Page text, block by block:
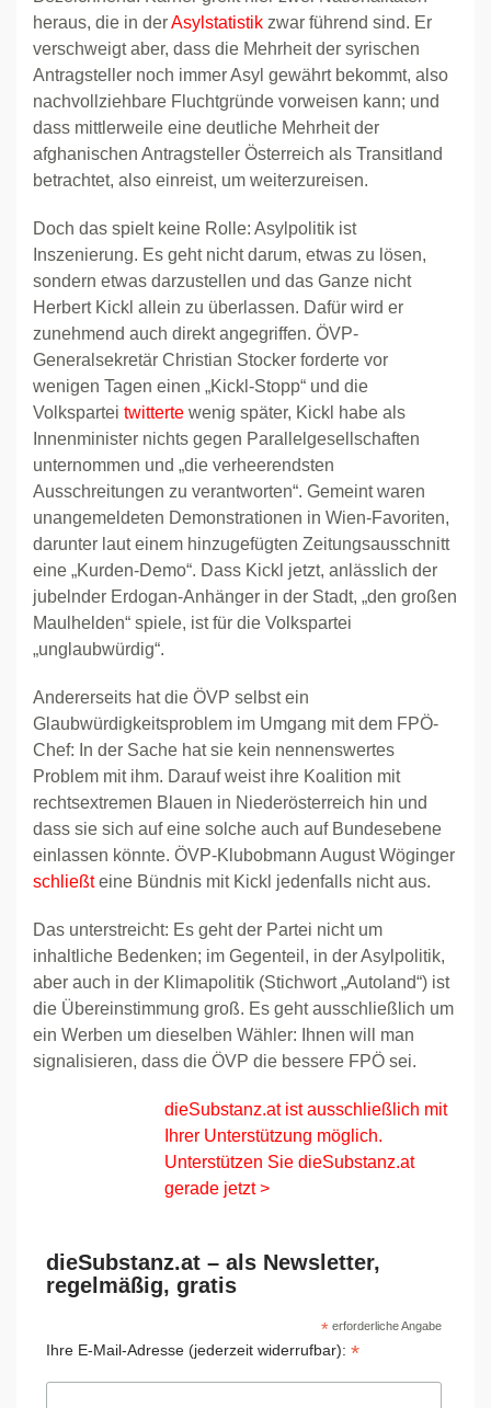
heraus, die in derAsylstatistik zwar führend sind. Er
verschweigt aber, dass die Mehrheit der syrischen
Antragsteller noch immer Asyl gewährt bekommt, also
nachvollziehbare Fluchtgründe vorweisen kann; und
dass mittlerweile eine deutliche Mehrheit der
afghanischen Antragsteller Österreich als Transitland
betrachtet, also einreist, um weiterzureisen.
Doch das spielt keine Rolle: Asylpolitik ist
Inszenierung. Es geht nicht darum, etwas zu lösen,
sondern etwas darzustellen und das Ganze nicht
Herbert Kickl allein zu überlassen. Dafür wird er
zunehmend auch direkt angegriffen. ÖVP-
Generalsekretär Christian Stocker forderte vor
wenigen Tagen einen „Kickl-Stopp“ und die
Volkspartei twitterte wenig später, Kickl habe als
Innenminister nichts gegen Parallelgesellschaften
unternommen und „die verheerendsten
Ausschreitungen zu verantworten“. Gemeint waren
unangemeldeten Demonstrationen in Wien-Favoriten,
darunter laut einem hinzugefügten Zeitungsausschnitt
eine „Kurden-Demo“. Dass Kickl jetzt, anlässlich der
jubelnder Erdogan-Anhänger in der Stadt, „den großen
Maulhelden“ spiele, ist für die Volkspartei
„unglaubwürdig“.
Andererseits hat die ÖVP selbst ein
Glaubwürdigkeitsproblem im Umgang mit dem FPÖ-
Chef: In der Sache hat sie kein nennenswertes
Problem mit ihm. Darauf weist ihre Koalition mit
rechtsextremen Blauen in Niederösterreich hin und
dass sie sich auf eine solche auch auf Bundesebene
einlassen könnte. ÖVP-Klubobmann August Wöginger
schließteine Bündnis mit Kickl jedenfalls nicht aus.
Das unterstreicht: Es geht der Partei nicht um
inhaltliche Bedenken; im Gegenteil, in der Asylpolitik,
aber auch in der Klimapolitik (Stichwort „Autoland“) ist
die Übereinstimmung groß. Es geht ausschließlich um
ein Werben um dieselben Wähler: Ihnen will man
signalisieren, dass die ÖVP die bessere FPÖ sei.
dieSubstanz.at ist ausschließlich mit
Ihrer Unterstützung möglich.
Unterstützen Sie dieSubstanz.at
gerade jetzt >
dieSubstanz.at – als Newsletter,
regelmäßig, gratis
*erforderliche Angabe
Ihre E-Mail-Adresse (jederzeit widerrufbar): *